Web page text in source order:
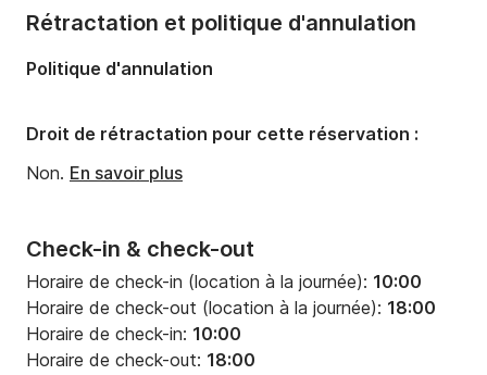
Nombre de cabines:
Check-in & check-out
Horaire de check-in (location à la journée): 10:00
Horaire de check-out (location à la journée): 18:00
Horaire de check-in: 10:00
Horaire de check-out: 18:00
Rétractation et politique d'annulation
Politique d'annulation
Droit de rétractation pour cette réservation :
Non. En savoir plus